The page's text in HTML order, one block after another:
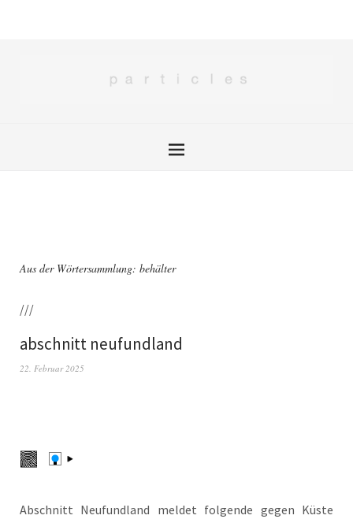
Aus der Wörtersammlung: behälter
///
abschnitt neufundland
22. Februar 2025
Abschnitt Neu­fund­land mel­det fol­gen­de gegen Küs­te